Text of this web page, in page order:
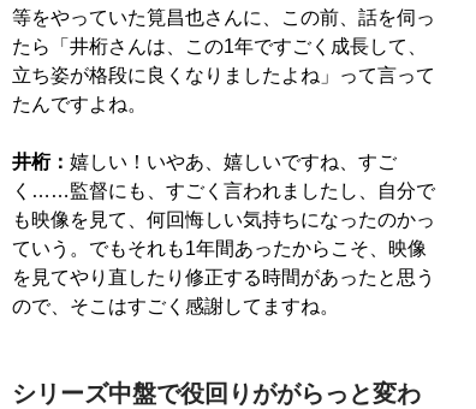
等をやっていた筧昌也さんに、この前、話を伺っ
たら「井桁さんは、この1年ですごく成長して、
立ち姿が格段に良くなりましたよね」って言って
たんですよね。
井桁： 嬉しい！いやあ、嬉しいですね、すご
く……監督にも、すごく言われましたし、自分で
も映像を見て、何回悔しい気持ちになったのかっ
ていう。でもそれも1年間あったからこそ、映像
を見てやり直したり修正する時間があったと思う
ので、そこはすごく感謝してますね。
シリーズ中盤で役回りががらっと変わ